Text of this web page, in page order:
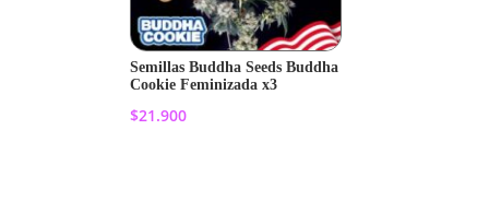
Semillas Buddha Seeds Buddha
Cookie Feminizada x3
$21.900